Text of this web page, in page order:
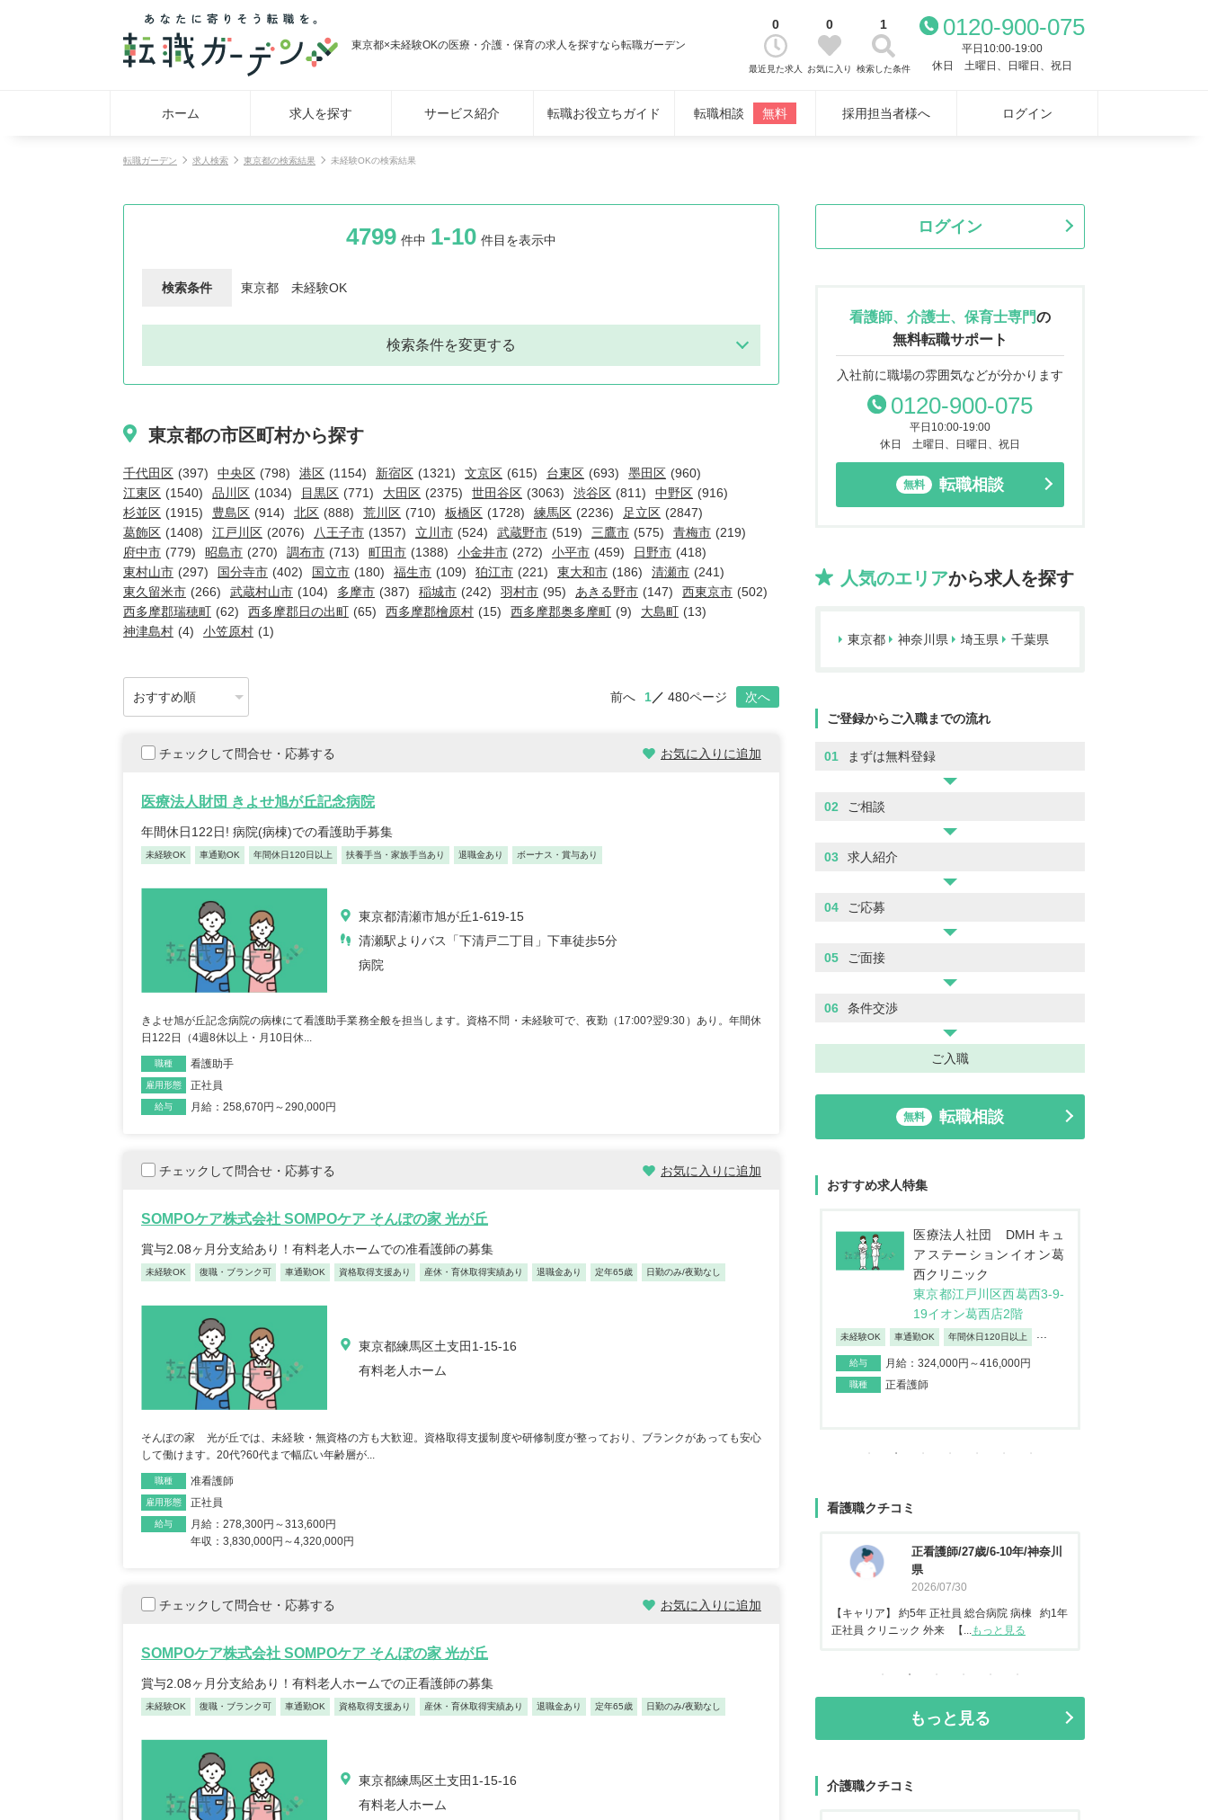
東京都×未経験OKの医療・介護・保育の求人を探すなら転職ガーデン
0
最近見た求人
0
お気に入り
1
検索した条件
0120-900-075
平日10:00-19:00
休日 土曜日、日曜日、祝日
ホーム 求人を探す サービス紹介 転職お役立ちガイド 転職相談 無料 採用担当者様へ ログイン
転職ガーデン 求人検索 東京都の検索結果 未経験OKの検索結果
4799 件中 1-10 件目を表示中
検索条件 東京都 未経験OK
検索条件を変更する
東京都の市区町村から探す
千代田区 (397) 中央区 (798) 港区 (1154) 新宿区 (1321) 文京区 (615) 台東区 (693) 墨田区 (960)
江東区 (1540) 品川区 (1034) 目黒区 (771) 大田区 (2375) 世田谷区 (3063) 渋谷区 (811) 中野区 (916)
杉並区 (1915) 豊島区 (914) 北区 (888) 荒川区 (710) 板橋区 (1728) 練馬区 (2236) 足立区 (2847)
葛飾区 (1408) 江戸川区 (2076) 八王子市 (1357) 立川市 (524) 武蔵野市 (519) 三鷹市 (575) 青梅市 (219)
府中市 (779) 昭島市 (270) 調布市 (713) 町田市 (1388) 小金井市 (272) 小平市 (459) 日野市 (418)
東村山市 (297) 国分寺市 (402) 国立市 (180) 福生市 (109) 狛江市 (221) 東大和市 (186) 清瀬市 (241)
東久留米市 (266) 武蔵村山市 (104) 多摩市 (387) 稲城市 (242) 羽村市 (95) あきる野市 (147) 西東京市 (502)
西多摩郡瑞穂町 (62) 西多摩郡日の出町 (65) 西多摩郡檜原村 (15) 西多摩郡奥多摩町 (9) 大島町 (13)
神津島村 (4) 小笠原村 (1)
前へ 1 480ページ 次へ
チェックして問合せ・応募する お気に入りに追加
医療法人財団 きよせ旭が丘記念病院
年間休日122日! 病院(病棟)での看護助手募集
未経験OK 車通勤OK 年間休日120日以上 扶養手当・家族手当あり 退職金あり ボーナス・賞与あり
東京都清瀬市旭が丘1-619-15
清瀬駅よりバス「下清戸二丁目」下車徒歩5分
病院
きよせ旭が丘記念病院の病棟にて看護助手業務全般を担当します。資格不問・未経験可で、夜勤（17:00?翌9:30）あり。年間休
日122日（4週8休以上・月10日休...
職種 看護助手
雇用形態 正社員
給与 月給：258,670円～290,000円
チェックして問合せ・応募する お気に入りに追加
SOMPOケア株式会社 SOMPOケア そんぽの家 光が丘
賞与2.08ヶ月分支給あり！有料老人ホームでの准看護師の募集
未経験OK 復職・ブランク可 車通勤OK 資格取得支援あり 産休・育休取得実績あり 退職金あり 定年65歳 日勤のみ/夜勤なし
東京都練馬区土支田1-15-16
有料老人ホーム
そんぽの家 光が丘では、未経験・無資格の方も大歓迎。資格取得支援制度や研修制度が整っており、ブランクがあっても安心
して働けます。20代?60代まで幅広い年齢層が...
職種 准看護師
雇用形態 正社員
給与
月給：278,300円～313,600円
年収：3,830,000円～4,320,000円
チェックして問合せ・応募する お気に入りに追加
SOMPOケア株式会社 SOMPOケア そんぽの家 光が丘
賞与2.08ヶ月分支給あり！有料老人ホームでの正看護師の募集
未経験OK 復職・ブランク可 車通勤OK 資格取得支援あり 産休・育休取得実績あり 退職金あり 定年65歳 日勤のみ/夜勤なし
東京都練馬区土支田1-15-16
有料老人ホーム
ログイン
看護師、介護士、保育士専門の
無料転職サポート
入社前に職場の雰囲気などが分かります
0120-900-075
平日10:00-19:00
休日 土曜日、日曜日、祝日
無料 転職相談
人気のエリアから求人を探す
東京都 神奈川県 埼玉県 千葉県
ご登録からご入職までの流れ
01 まずは無料登録
02 ご相談
03 求人紹介
04 ご応募
05 ご面接
06 条件交渉
ご入職
無料 転職相談
おすすめ求人特集
療酸器訪問看護・リハビ
リステーション王子
年間休日120日以上 ...
月給：311,500円～311,500円
テーション コルディアー
レ 新小岩
日勤のみ/夜勤なし
月給：195,000円～373,100円
西クリニック
医療法人社団 幸悠会 逸見
病院
東京都東村山市萩山町3-2
6-16
駅チカ 車通勤OK ...
給与 月給：250,000円～300,000円
職種 正看護師
看護職クチコミ
【キャリア】 約7年 正社員 総合病院 病棟 約6年
【キャリア】 4年 正職員 大学病院 外科、救急外
【キャリア】 約5年 正社員 総合病院 病棟 約1年
看護師/29歳/6-10年/神奈川県
2026/06/23
常勤 地域包括ケア病棟 【転...もっと見る
もっと見る
介護職クチコミ